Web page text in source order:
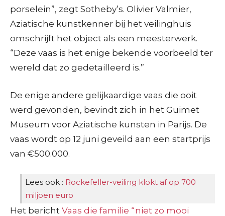
porselein”, zegt Sotheby’s. Olivier Valmier,
Aziatische kunstkenner bij het veilinghuis
omschrijft het object als een meesterwerk.
“Deze vaas is het enige bekende voorbeeld ter
wereld dat zo gedetailleerd is.”
De enige andere gelijkaardige vaas die ooit
werd gevonden, bevindt zich in het Guimet
Museum voor Aziatische kunsten in Parijs. De
vaas wordt op 12 juni geveild aan een startprijs
van €500.000.
Lees ook : Rockefeller-veiling klokt af op 700
miljoen euro
Het bericht Vaas die familie “niet zo mooi